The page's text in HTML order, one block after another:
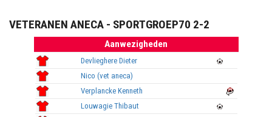
VETERANEN ANECA - SPORTGROEP70 2-2
Aanwezigheden
Devlieghere Dieter
Nico (vet aneca)
Verplancke Kenneth
Louwagie Thibaut